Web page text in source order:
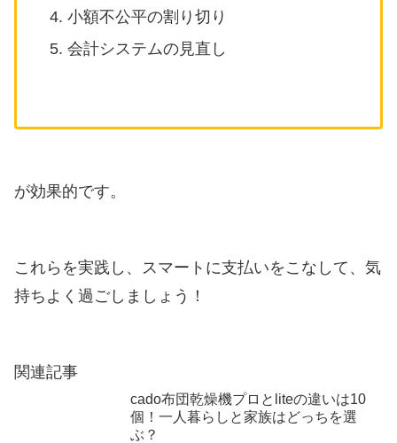
小額不公平の割り切り
会計システムの見直し
が効果的です。
これらを実践し、スマートに支払いをこなして、気
持ちよく過ごしましょう！
関連記事
cado布団乾燥機プロとliteの違いは10
個！一人暮らしと家族はどっちを選
ぶ？